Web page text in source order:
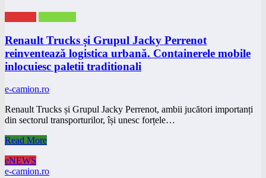
Renault Trucks și Grupul Jacky Perrenot
reinventează logistica urbană. Containerele mobile
inlocuiesc paletii traditionali
e-camion.ro
Renault Trucks și Grupul Jacky Perrenot, ambii jucători importanți
din sectorul transporturilor, își unesc forțele…
Read More
eNEWS
e-camion.ro